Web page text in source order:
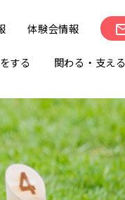
体験会情報
する 関わる・支える